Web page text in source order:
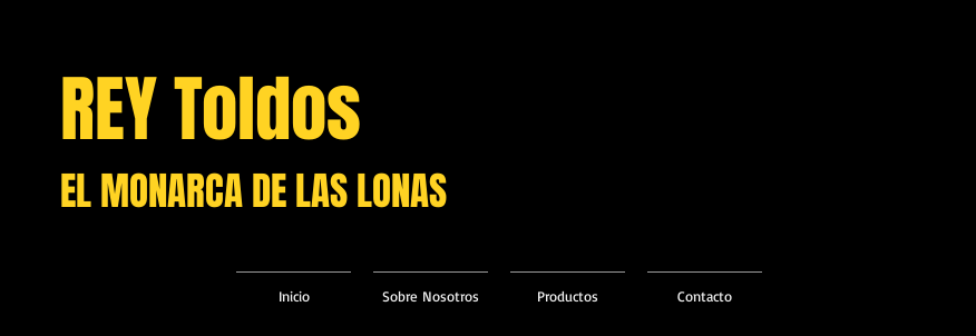
REY Toldos
EL MONARCA DE LAS LONAS
Inicio Sobre Nosotros Productos Contacto